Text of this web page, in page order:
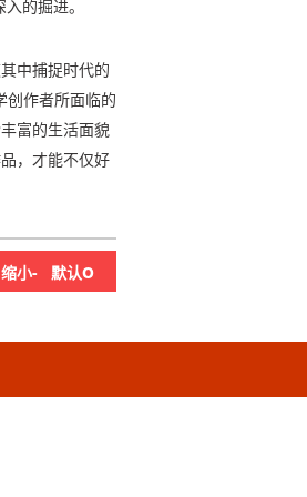
的掘进。
中捕捉时代的
创作者所面临的
富的生活面貌
，才能不仅好
缩小- 默认o